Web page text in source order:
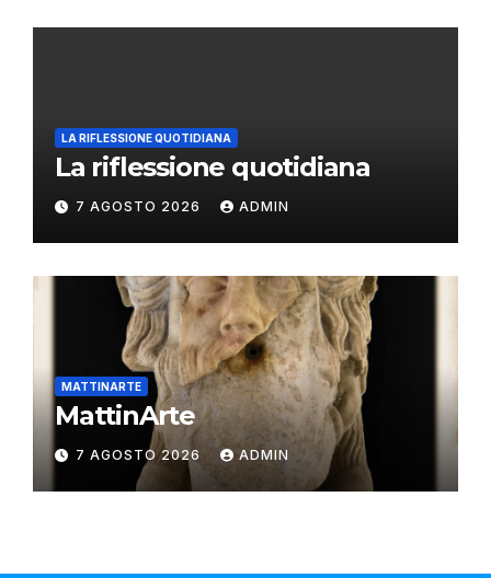
LA RIFLESSIONE QUOTIDIANA
La riflessione quotidiana
7 AGOSTO 2026 ADMIN
MATTINARTE
MattinArte
7 AGOSTO 2026 ADMIN